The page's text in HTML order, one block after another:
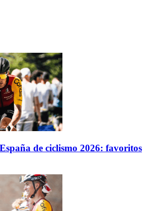
de ciclismo 2026: favoritos